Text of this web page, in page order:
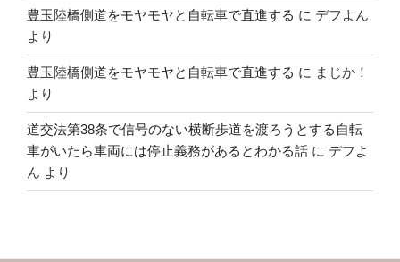
豊玉陸橋側道をモヤモヤと自転車で直進する に デフよん
より
豊玉陸橋側道をモヤモヤと自転車で直進する に まじか！
より
道交法第38条で信号のない横断歩道を渡ろうとする自転
車がいたら車両には停止義務があるとわかる話 に デフよ
ん より